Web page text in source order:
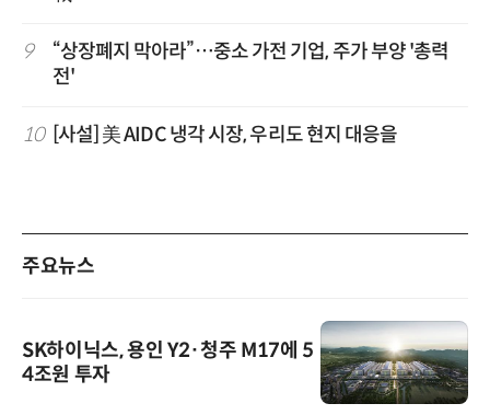
9
“상장폐지 막아라”…중소 가전 기업, 주가 부양 '총력
전'
10 [사설] 美 AIDC 냉각 시장, 우리도 현지 대응을
주요뉴스
SK하이닉스, 용인 Y2·청주 M17에 5
4조원 투자